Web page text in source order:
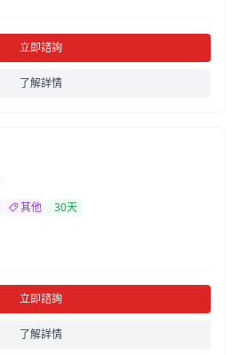
立即諮詢
了解詳情
其他 30天
立即諮詢
了解詳情